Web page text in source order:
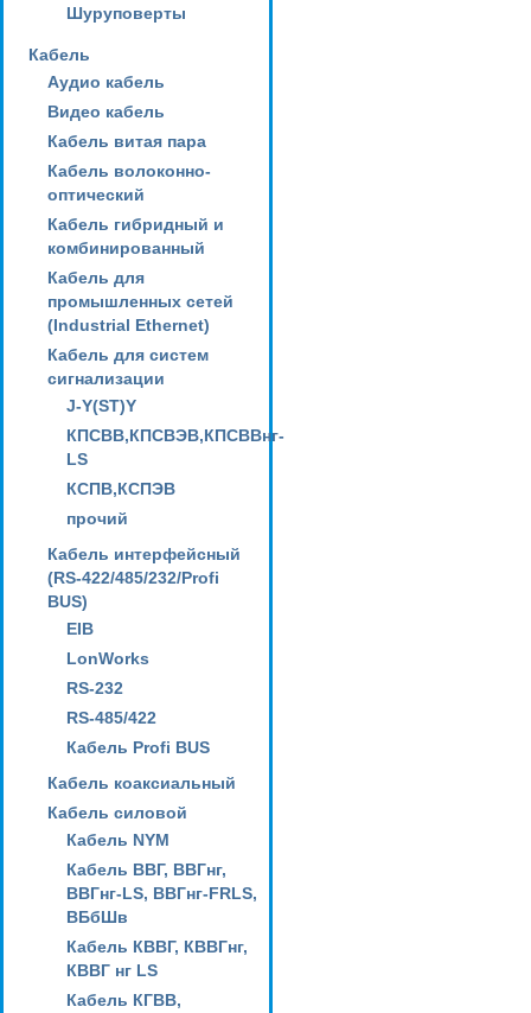
Шуруповерты
Кабель
Аудио кабель
Видео кабель
Кабель витая пара
Кабель волоконно-
оптический
Кабель гибридный и
комбинированный
Кабель для
промышленных сетей
(Industrial Ethernet)
Кабель для систем
сигнализации
J-Y(ST)Y
КПСВВ,КПСВЭВ,КПСВВнг-
LS
КСПВ,КСПЭВ
прочий
Кабель интерфейсный
(RS-422/485/232/Profi
BUS)
EIB
LonWorks
RS-232
RS-485/422
Кабель Profi BUS
Кабель коаксиальный
Кабель силовой
Кабель NYM
Кабель ВВГ, ВВГнг,
ВВГнг-LS, ВВГнг-FRLS,
ВБбШв
Кабель КВВГ, КВВГнг,
КВВГ нг LS
Кабель КГВВ,